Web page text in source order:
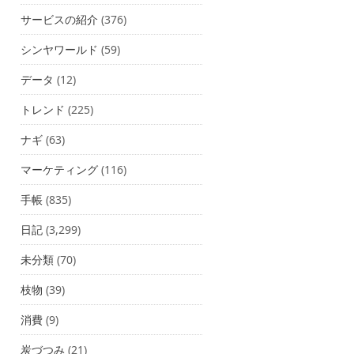
サービスの紹介 (376)
シンヤワールド (59)
データ (12)
トレンド (225)
ナギ (63)
マーケティング (116)
手帳 (835)
日記 (3,299)
未分類 (70)
枝物 (39)
消費 (9)
炭づつみ (21)